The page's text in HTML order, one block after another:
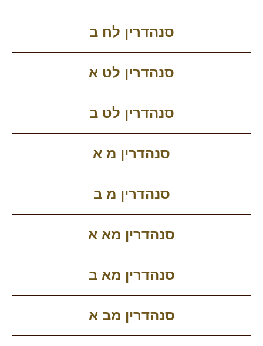
סנהדרין לח ב
סנהדרין לט א
סנהדרין לט ב
סנהדרין מ א
סנהדרין מ ב
סנהדרין מא א
סנהדרין מא ב
סנהדרין מב א